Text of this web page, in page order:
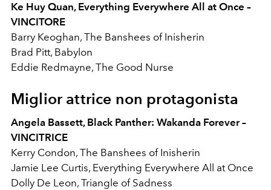
Ke Huy Quan, Everything Everywhere All at Once –
VINCITORE
Barry Keoghan, The Banshees of Inisherin
Brad Pitt, Babylon
Eddie Redmayne, The Good Nurse
Miglior attrice non protagonista
Angela Bassett, Black Panther: Wakanda Forever –
VINCITRICE
Kerry Condon, The Banshees of Inisherin
Jamie Lee Curtis, Everything Everywhere All at Once
Dolly De Leon, Triangle of Sadness